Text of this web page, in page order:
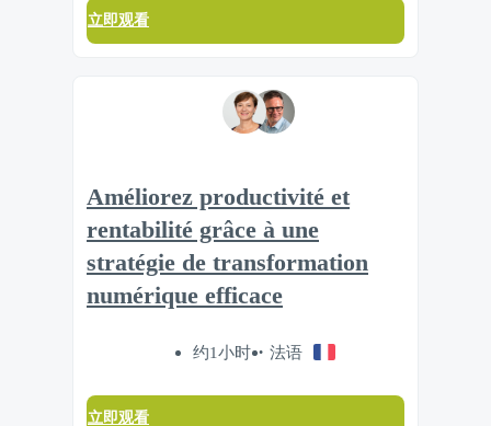
立即观看
Améliorez productivité et
rentabilité grâce à une
stratégie de transformation
numérique efficace
约1小时 法语
立即观看